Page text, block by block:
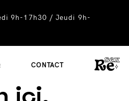
9h-17h30 / Jeudi 9h-
CONTACT